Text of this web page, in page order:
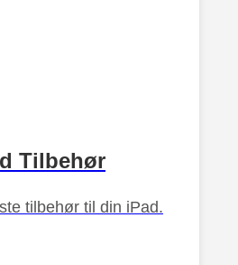
Tilbehør
tilbehør til din iPad.